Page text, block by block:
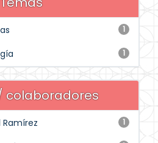
1
1
colaboradores
1